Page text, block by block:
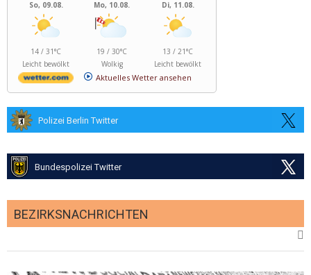
So, 09.08.
14 / 31°C
Leicht bewölkt
Mo, 10.08.
19 / 30°C
Wolkig
Di, 11.08.
13 / 21°C
Leicht bewölkt
Aktuelles Wetter ansehen
Polizei Berlin Twitter
Bundespolizei Twitter
BEZIRKSNACHRICHTEN